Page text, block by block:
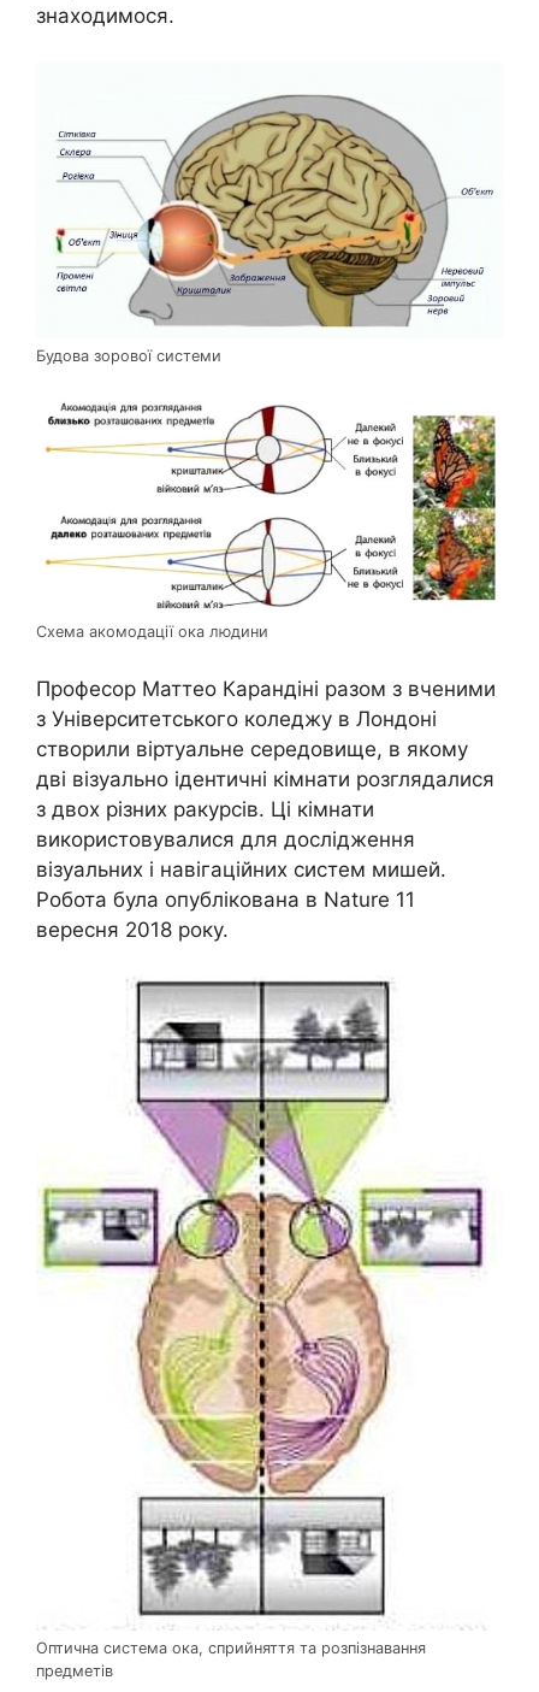
знаходимося.
Будова зорової системи
Схема акомодації ока людини
Професор Маттео Карандіні разом з вченими
з Університетського коледжу в Лондоні
створили віртуальне середовище, в якому
дві візуально ідентичні кімнати розглядалися
з двох різних ракурсів. Ці кімнати
використовувалися для дослідження
візуальних і навігаційних систем мишей.
Робота була опублікована в Nature 11
вересня 2018 року.
Оптична система ока, сприйняття та розпізнавання
предметів